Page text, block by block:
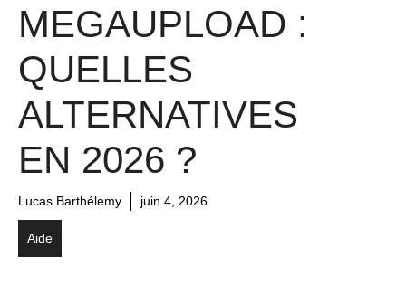
MEGAUPLOAD :
QUELLES
ALTERNATIVES
EN 2026 ?
Lucas Barthélemy juin 4, 2026
Aide